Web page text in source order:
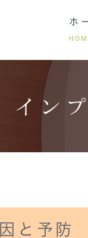
ホ
イン
と予防